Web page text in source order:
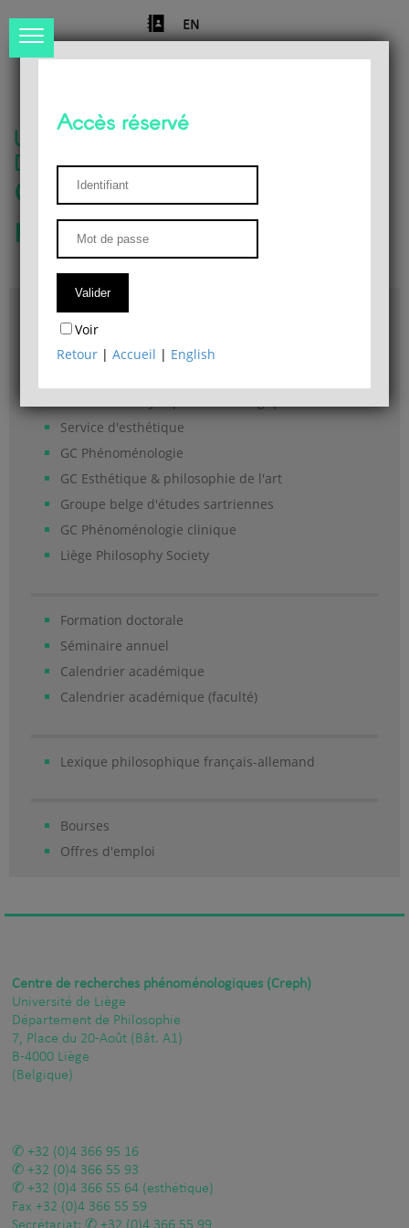
EN
Université de Liège
Département de philosophie
Centre de recherches
phénoménologiques
Accès & plans
Bibliothèque du Département de philosophie
Service d'esthétique
GC Phénoménologie
GC Esthétique & philosophie de l'art
Groupe belge d'études sartriennes
GC Phénoménologie clinique
Liège Philosophy Society
Formation doctorale
Séminaire annuel
Calendrier académique
Calendrier académique (faculté)
Lexique philosophique français-allemand
Bourses
Offres d'emploi
Accès réservé
Voir
Retour |Accueil | English
Centre de recherches phénoménologiques (Creph)
Université de Liège
Département de Philosophie
7, Place du 20-Août (Bât. A1)
B-4000 Liège
(Belgique)
+32 (0)4 366 95 16
+32 (0)4 366 55 93
+32 (0)4 366 55 64 (esthétique)
Fax +32 (0)4 366 55 59